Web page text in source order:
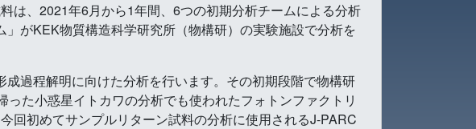
は、2021年6月から1年間、6つの初期分析チームによる分析
がKEK物質構造科学研究所（物構研）の実験施設で分析を
過程解明に向けた分析を行います。その初期段階で物構研
た小惑星イトカワの分析でも使われたフォトンファクトリ
回初めてサンプルリターン試料の分析に使用されるJ-PARC